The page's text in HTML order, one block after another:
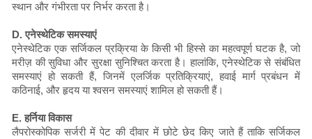
स्थान और गंभीरता पर निर्भर करता है।
D. एनेस्थेटिक समस्याएं
एनेस्थेटिक एक सर्जिकल प्रक्रिया के किसी भी हिस्से का महत्वपूर्ण घटक है, जो
मरीज़ की सुविधा और सुरक्षा सुनिश्चित करता है। हालांकि, एनेस्थेटिक से संबंधित
समस्याएं हो सकती हैं, जिनमें एलर्जिक प्रतिक्रियाएं, हवाई मार्ग प्रबंधन में
कठिनाई, और हृदय या श्वसन समस्याएं शामिल हो सकती हैं।
E. हर्निया विकास
लैपरोस्कोपिक सर्जरी में पेट की दीवार में छोटे छेद किए जाते हैं ताकि सर्जिकल